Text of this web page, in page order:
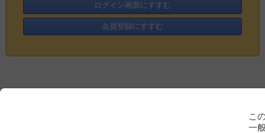
ログイン画面にすすむ
会員登録にすすむ
こ
一